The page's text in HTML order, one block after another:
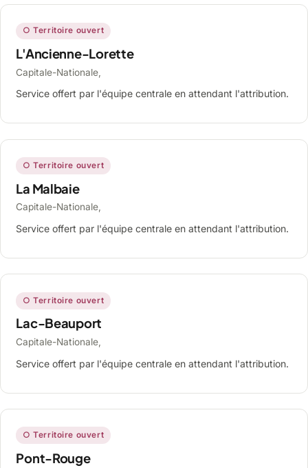
○ Territoire ouvert
L'Ancienne-Lorette
Capitale-Nationale,
Service offert par l'équipe centrale en attendant l'attribution.
○ Territoire ouvert
La Malbaie
Capitale-Nationale,
Service offert par l'équipe centrale en attendant l'attribution.
○ Territoire ouvert
Lac-Beauport
Capitale-Nationale,
Service offert par l'équipe centrale en attendant l'attribution.
○ Territoire ouvert
Pont-Rouge